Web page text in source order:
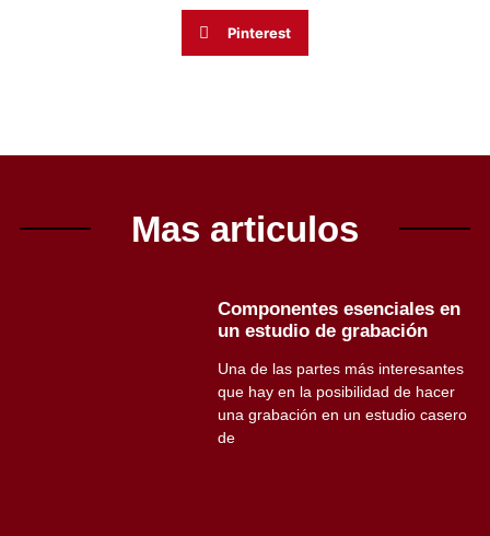
Pinterest
Mas articulos
Componentes esenciales en
un estudio de grabación
Una de las partes más interesantes
que hay en la posibilidad de hacer
una grabación en un estudio casero
de